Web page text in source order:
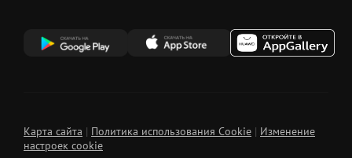
Карта сайта | Политика использования Cookie | Изменение
настроек cookie